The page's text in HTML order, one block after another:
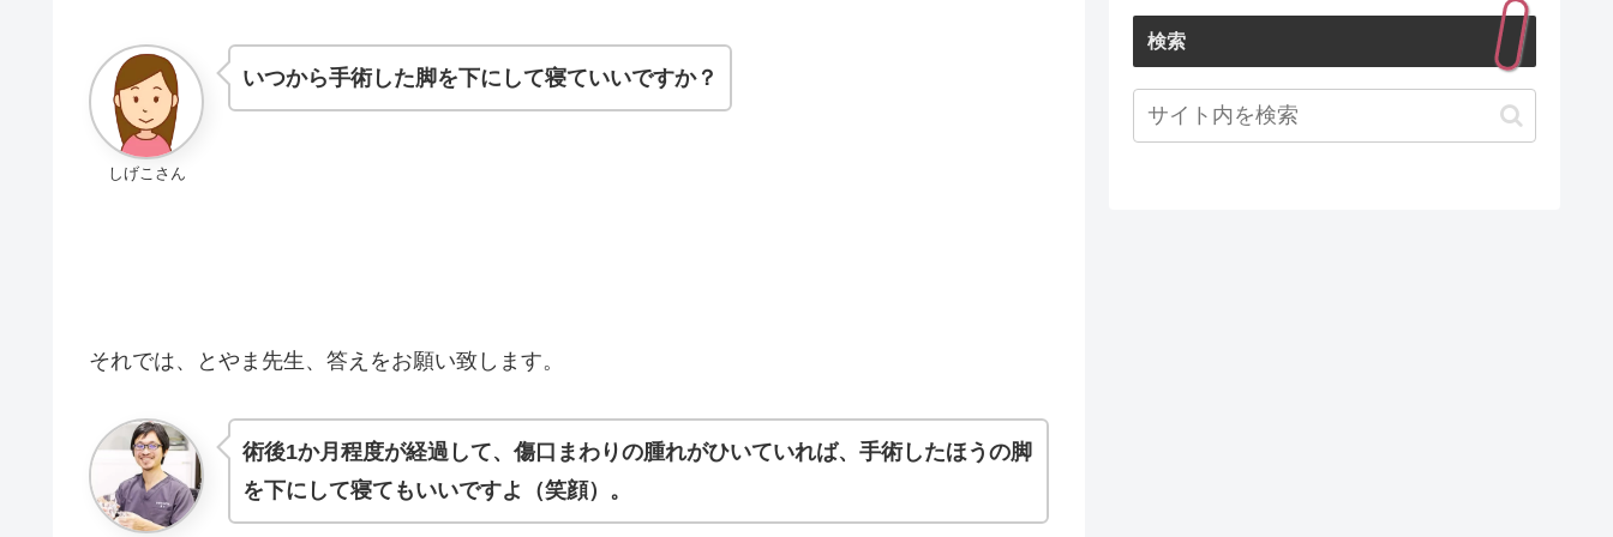
しげこさん
いつから手術した脚を下にして寝ていいですか？
それでは、とやま先生、答えをお願い致します。
術後1か月程度が経過して、傷口 まわりの腫れがひいていれば、手術したほうの脚
を下にして寝てもいいですよ（笑顔）。
検索